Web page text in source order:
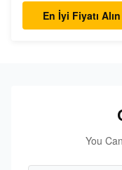
Konum B
En İyi Fiyatı Alın
You